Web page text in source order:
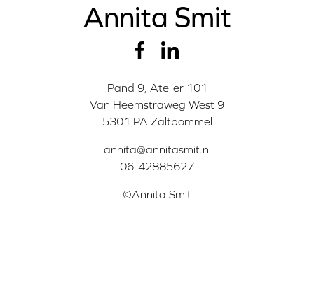
Annita Smit
Pand 9, Atelier 101
Van Heemstraweg West 9
5301 PA Zaltbommel
annita@annitasmit.nl
06-42885627
©Annita Smit